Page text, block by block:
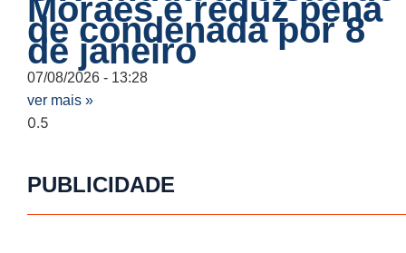
Moraes e reduz pena
de condenada por 8
de janeiro
07/08/2026
13:28
ver mais »
PUBLICIDADE